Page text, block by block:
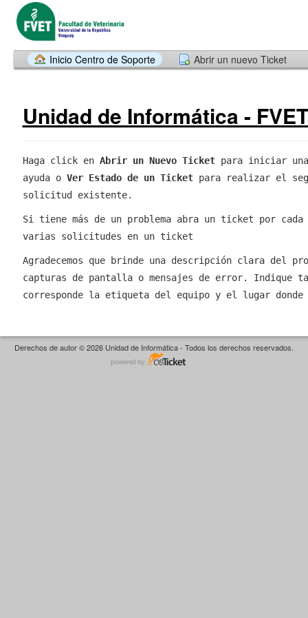
Inicio Centro de Soporte Abrir un nuevo Ticket
Unidad de Informática - FVET
Haga click en Abrir un Nuevo Ticketpara iniciar
ayuda o Ver Estado de un Ticketpara realizar el
solicitud existente.
Si tiene más de un problema abra un ticket por cada
varias solicitudes en un ticket
Agradecemos que brinde una descripción clara del
capturas de pantalla o mensajes de error. Indique
corresponde la etiqueta del equipo y el lugar donde
Derechos de autor © 2026 Unidad de Informática - Todos los derechos reservados.